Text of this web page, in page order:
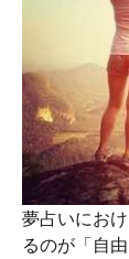
夢占いにお
るのが「自